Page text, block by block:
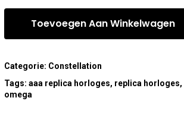
Toevoegen Aan Winkelwagen
Categorie: Constellation
Tags:aaa replica horloges, replica horloges,
omega